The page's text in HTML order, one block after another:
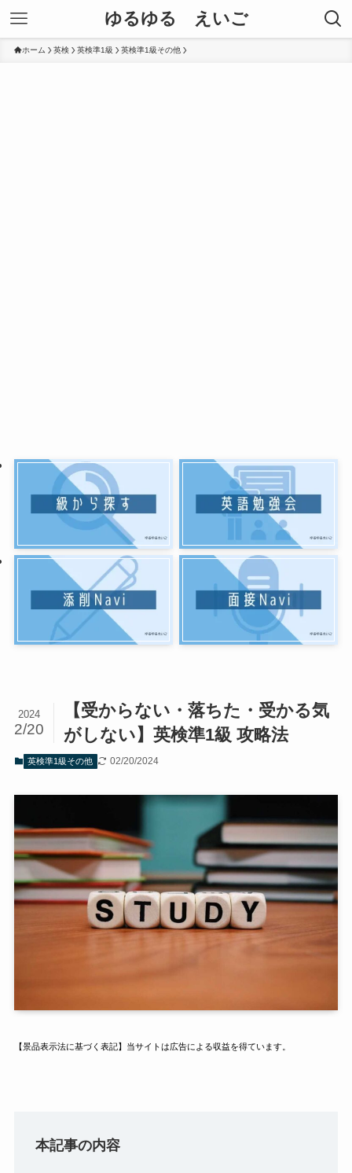
ゆるゆる えいご
ホーム 英検 英検準1級 英検準1級その他
【受からない・落ちた・受かる気
がしない】英検準1級 攻略法
2024
2/20
英検準1級その他 02/20/2024
【景品表示法に基づく表記】当サイトは広告による収益を得ています。
本記事の内容